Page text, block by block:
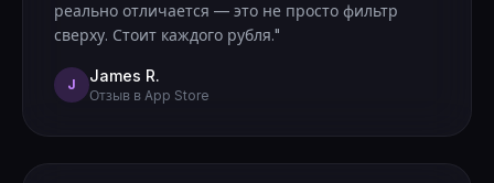
реально отличается — это не просто фильтр
сверху. Стоит каждого рубля."
J James R.
Отзыв в App Store